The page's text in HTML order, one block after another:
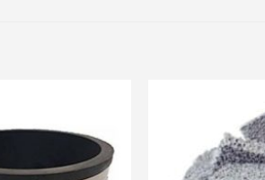
Ajouter
à ma
liste de
souhaits